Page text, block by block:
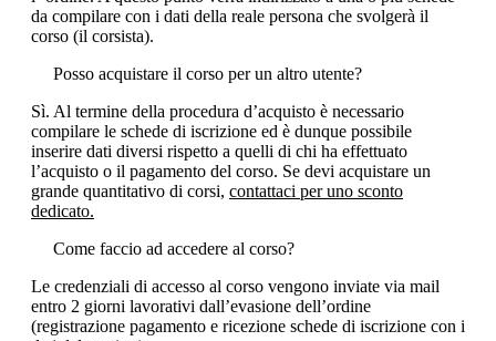
da compilare con i dati della reale persona che svolgerà il
corso (il corsista).
Posso acquistare il corso per un altro utente?
Sì. Al termine della procedura d’acquisto è necessario
compilare le schede di iscrizione ed è dunque possibile
inserire dati diversi rispetto a quelli di chi ha effettuato
l’acquisto o il pagamento del corso. Se devi acquistare un
grande quantitativo di corsi, contattaci per uno sconto
dedicato.
Come faccio ad accedere al corso?
Le credenziali di accesso al corso vengono inviate via mail
entro 2 giorni lavorativi dall’evasione dell’ordine
(registrazione pagamento e ricezione schede di iscrizione con i